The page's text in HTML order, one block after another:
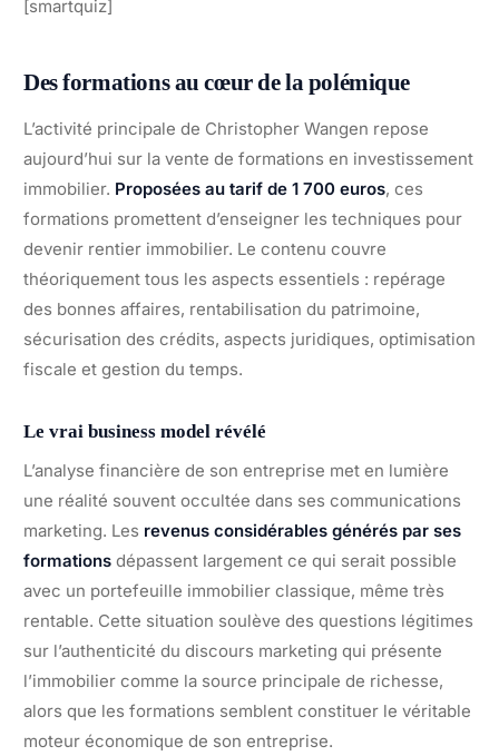
[smartquiz]
Des formations au cœur de la polémique
L’activité principale de Christopher Wangen repose
aujourd’hui sur la vente de formations en investissement
immobilier. Proposées au tarif de 1 700 euros, ces
formations promettent d’enseigner les techniques pour
devenir rentier immobilier. Le contenu couvre
théoriquement tous les aspects essentiels : repérage
des bonnes affaires, rentabilisation du patrimoine,
sécurisation des crédits, aspects juridiques, optimisation
fiscale et gestion du temps.
Le vrai business model révélé
L’analyse financière de son entreprise met en lumière
une réalité souvent occultée dans ses communications
marketing. Les revenus considérables générés par ses
formations dépassent largement ce qui serait possible
avec un portefeuille immobilier classique, même très
rentable. Cette situation soulève des questions légitimes
sur l’authenticité du discours marketing qui présente
l’immobilier comme la source principale de richesse,
alors que les formations semblent constituer le véritable
moteur économique de son entreprise.